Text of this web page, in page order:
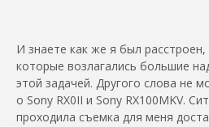
И знаете как же я был
которые возлагались большие
этой задачей. Другого слова не
о Sony RX0II и Sony RX100MKV.
проходила съемка для меня